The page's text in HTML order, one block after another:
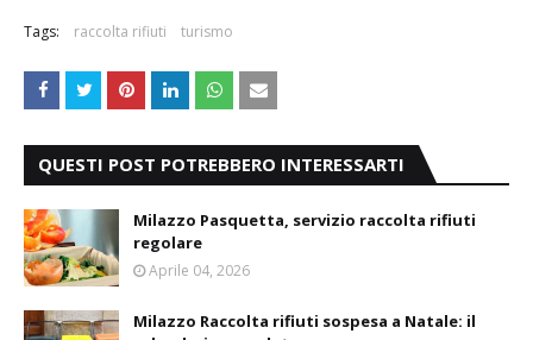
Tags: raccolta rifiuti turismo
QUESTI POST POTREBBERO INTERESSARTI
Milazzo Pasquetta, servizio raccolta rifiuti
regolare
Aprile 04, 2026
Milazzo Raccolta rifiuti sospesa a Natale: il